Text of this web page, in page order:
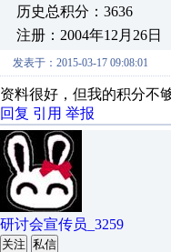
历史总积分：3636
注册：2004年12月26日
发表于：2015-03-17 09:08:01
资料很好，但我的积分不
回复 引用 举报
研讨会宣传员_3259
关注 私信